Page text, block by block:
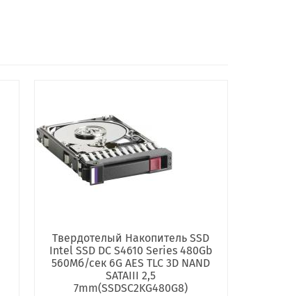
Твердотелый Накопитель SSD
Intel SSD DC S4610 Series 480Gb
560Мб/сек 6G AES TLC 3D NAND
SATAIII 2,5
7mm(SSDSC2KG480G8)